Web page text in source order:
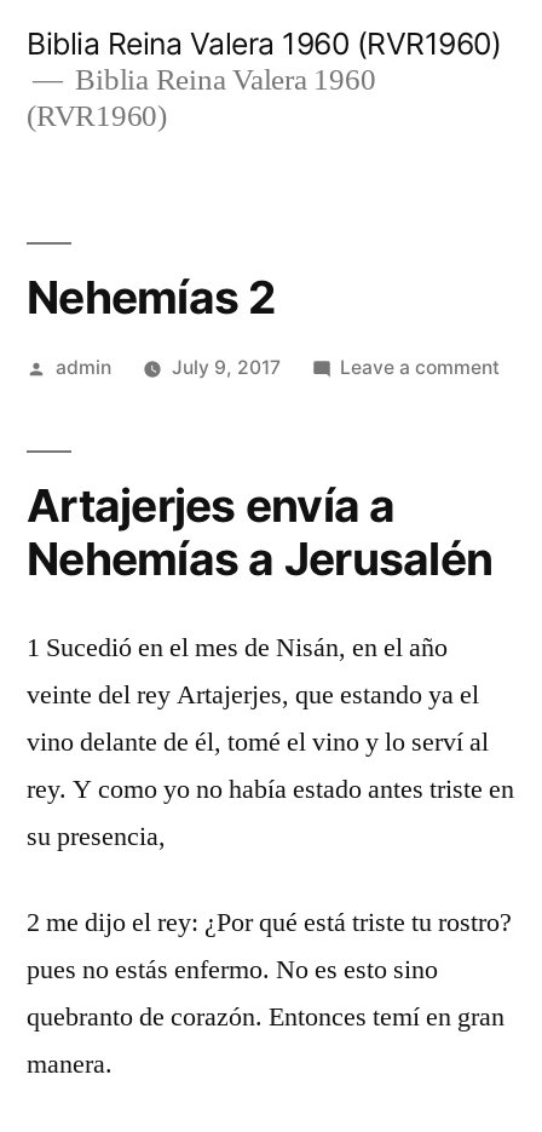
content
Biblia Reina Valera 1960 (RVR1960)
Biblia Reina Valera 1960
(RVR1960)
Nehemías 2
Posted
admin July 9, 2017 Leave a comment
Artajerjes envía a
Nehemías a Jerusalén
1 Sucedió en el mes de Nisán, en el año
veinte del rey Artajerjes, que estando ya el
vino delante de él, tomé el vino y lo serví al
rey. Y como yo no había estado antes triste en
su presencia,
2 me dijo el rey: ¿Por qué está triste tu rostro?
pues no estás enfermo. No es esto sino
quebranto de corazón. Entonces temí en gran
manera.